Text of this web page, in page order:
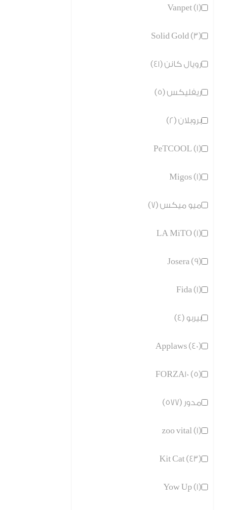
Vanpet (1)
Solid Gold (3)
رويال كانن (41)
ريفليكس (5)
بروبلان (2)
PeTCOOL (1)
Migos (1)
ميو ميكس (7)
LA MiTO (1)
Josera (9)
Fida (1)
بيربو (4)
Applaws (40)
FORZA10 (5)
مدور (577)
zoo vital (1)
Kit Cat (43)
Yow Up (1)